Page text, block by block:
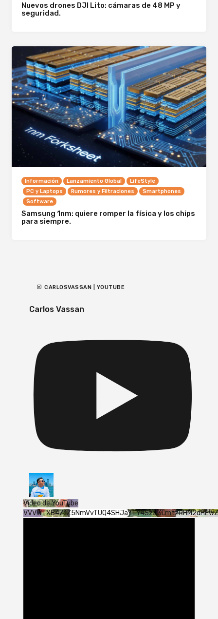
Nuevos drones DJI Lito: cámaras de 48 MP y
seguridad.
Información Lanzamiento Global
LifeStyle
PC y Laptops
Rumores y Filtraciones
Smartphones
Software
Samsung 1nm: quiere romper la física y los chips
para siempre.
CARLOSVASSAN | YOUTUBE
Carlos Vassan
Vídeo de YouTube